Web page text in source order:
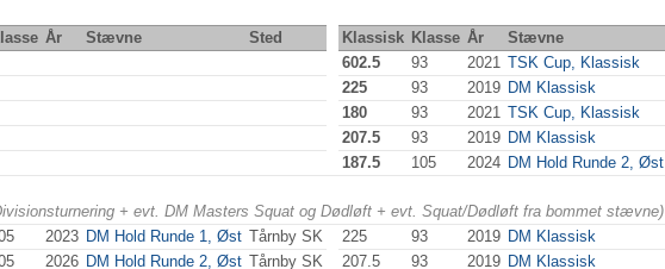
År Stævne Sted Klassisk Klasse År Stævne
602.5 93 2021 TSK Cup, Klassisk
225 93 2019 DM Klassisk
180 93 2021 TSK Cup, Klassisk
207.5 93 2019 DM Klassisk
187.5 105 2024 DM Hold Runde 2, Øst
+ evt. DM Masters Squat og Dødløft + evt. Squat/Dødløft fra bommet stævne)
2023 DM Hold Runde 1, Øst Tårnby SK 225 93 2019 DM Klassisk
2026 DM Hold Runde 2, Øst Tårnby SK 207.5 93 2019 DM Klassisk